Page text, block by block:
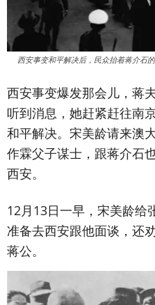
西安事变和平解决后，民众抬着蒋介石
西安事变爆发那会儿，蒋
听到消息，她赶紧赶往南
和平解决。宋美龄请来澳
作霖父子谋士，跟蒋介石
西安。
12月13日一早，宋美龄给
准备去西安跟他面谈，还
蒋公。